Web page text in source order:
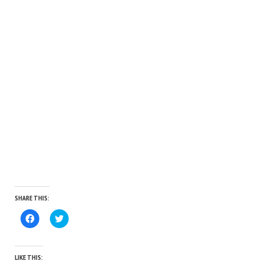
SHARE THIS:
Click
to
Facebook
(Opens
in
Click
to
LIKE THIS: